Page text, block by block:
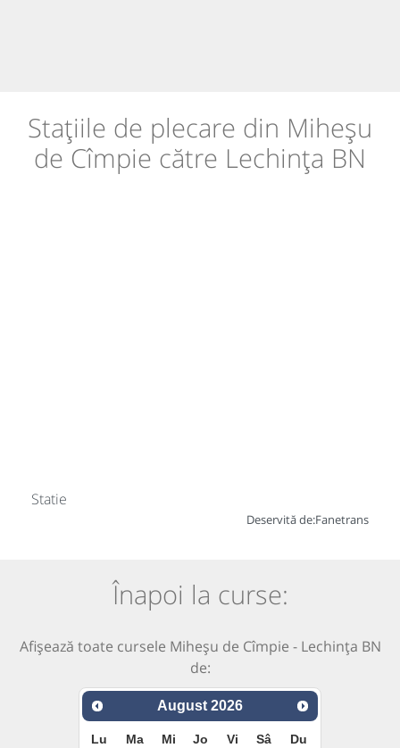
Stațiile de plecare din Miheșu
de Cîmpie către Lechința BN
Statie
Deservită de:Fanetrans
Înapoi la curse:
Afișează toate cursele Miheșu de Cîmpie - Lechința BN
de:
August 2026
Lu Ma Mi Jo Vi Sâ Du